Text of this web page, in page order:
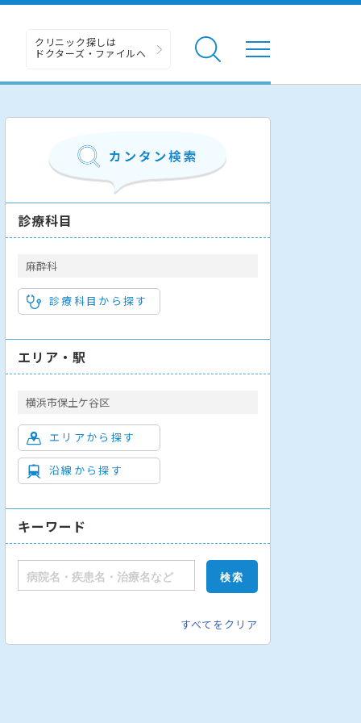
クリニック探しは
ドクターズ・ファイルへ
診療科目
麻酔科
診療科目から探す
エリア・駅
横浜市保土ケ谷区
エリアから探す
沿線から探す
キーワード
すべてをクリア